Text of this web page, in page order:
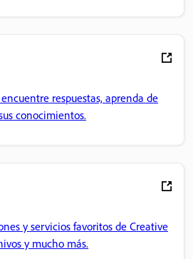
respuestas, aprenda de
conocimientos.
y servicios favoritos de Creative
y mucho más.